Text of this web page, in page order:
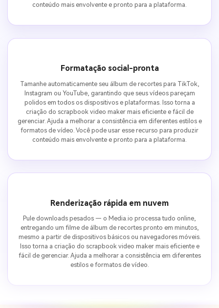
conteúdo mais envolvente e pronto para a plataforma.
Formatação social-pronta
Tamanhe automaticamente seu álbum de recortes para TikTok,
Instagram ou YouTube, garantindo que seus vídeos pareçam
polidos em todos os dispositivos e plataformas. Isso torna a
criação do scrapbook video maker mais eficiente e fácil de
gerenciar. Ajuda a melhorar a consistência em diferentes estilos e
formatos de vídeo. Você pode usar esse recurso para produzir
conteúdo mais envolvente e pronto para a plataforma.
Renderização rápida em nuvem
Pule downloads pesados — o Media.io processa tudo online,
entregando um filme de álbum de recortes pronto em minutos,
mesmo a partir de dispositivos básicos ou navegadores móveis.
Isso torna a criação do scrapbook video maker mais eficiente e
fácil de gerenciar. Ajuda a melhorar a consistência em diferentes
estilos e formatos de vídeo.